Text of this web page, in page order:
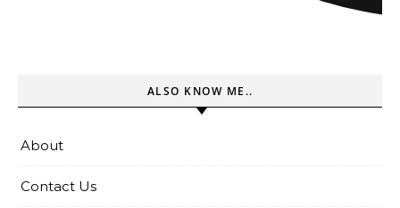
ALSO KNOW ME..
About
Contact Us